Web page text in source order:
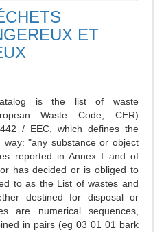
ET
is the list of waste
Waste Code, CER)
/ EEC, which defines the
"any substance or object
reported in Annex I and of
has decided or is obliged to
to as the List of wastes and
destined for disposal or
are numerical sequences,
in pairs (eg 03 01 01 bark